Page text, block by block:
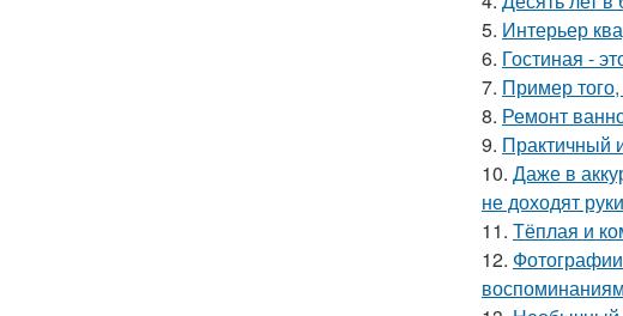
5. Интерьер
6. Гостиная -
7. Пример
8. Ремонт
9. Практичный
10. Даже в
не доходят
11. Тёплая и
12.